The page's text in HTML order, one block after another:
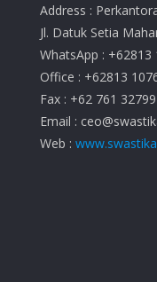
Address :
Jl. Datuk Setia
WhatsApp : +62813
Office : +62813
Fax : +62 761 32799
Email :
Web :